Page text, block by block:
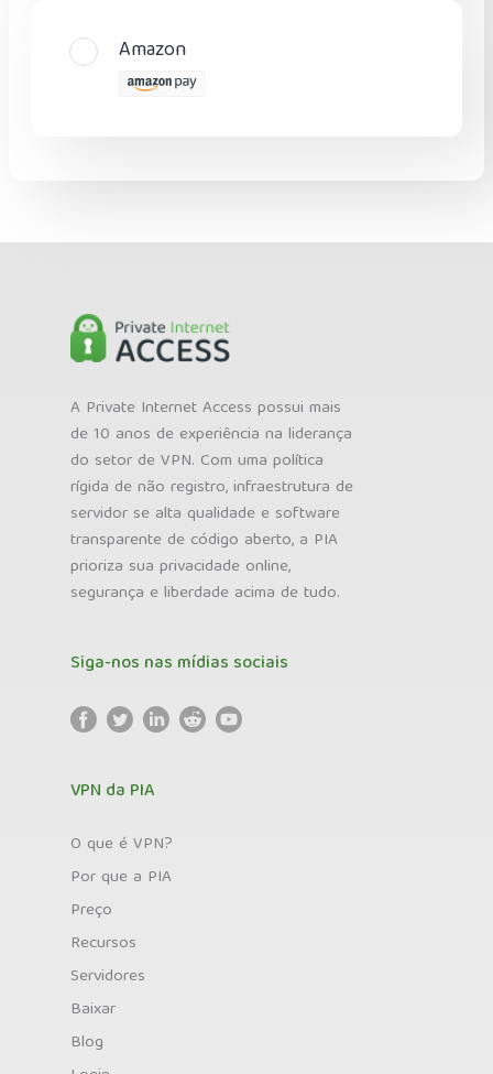
Amazon
A Private Internet Access possui mais
de 10 anos de experiência na liderança
do setor de VPN. Com uma política
rígida de não registro, infraestrutura de
servidor se alta qualidade e software
transparente de código aberto, a PIA
prioriza sua privacidade online,
segurança e liberdade acima de tudo.
Siga-nos nas mídias sociais
VPN da PIA
O que é VPN?
Por que a PIA
Preço
Recursos
Servidores
Baixar
Blog